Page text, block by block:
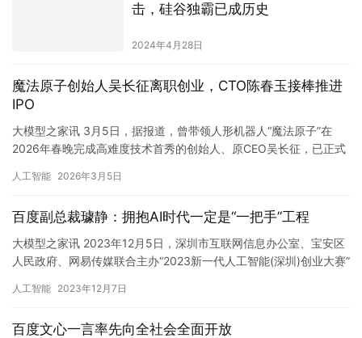
击，硅谷独霸已成历史
2024年4月28日
魔法原子创始人吴长征离职创业，CTO陈春玉接棒推进
IPO
大模型之家讯 3月5日，据报道，曾带领人形机器人“魔法原子”在
2026年春晚完成高难度技术首秀的创始人、原CEO吴长征，已正式
人工智能 2026年3月5日
百度副总裁璩静：拥抱AI时代一定是“一把手”工程
大模型之家讯 2023年12月5日，深圳市互联网信息办公室、宝安区
人民政府、网易传媒联合主办“2023新一代人工智能(深圳)创业大赛”
人工智能 2023年12月7日
百度文心一言率先向全社会全面开放